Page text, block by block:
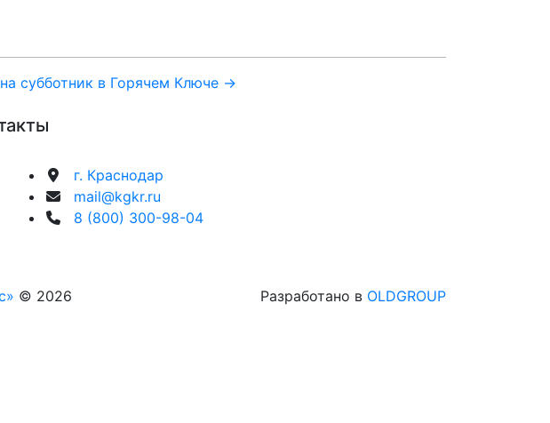
субботник в Горячем Ключе →
г. Краснодар
mail@kgkr.ru
8 (800) 300-98-04
© 2026 Разработано в OLDGROUP